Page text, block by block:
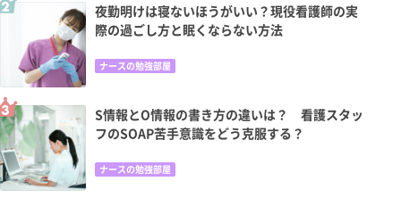
夜勤明けは寝ないほうがいい？現役看護師の実
際の過ごし方と眠くならない方法
ナースの勉強部屋
S情報とO情報の書き方の違いは？ 看護スタッ
フのSOAP苦手意識をどう克服する？
ナースの勉強部屋